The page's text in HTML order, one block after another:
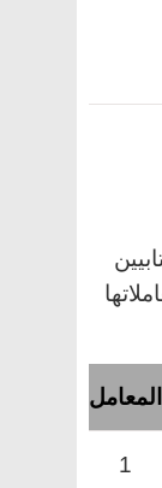
المعامل
1